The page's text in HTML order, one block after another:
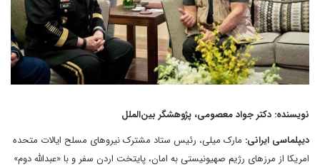
نویسنده: دکتر جواد معصومی، پژوهشگر بین‌الملل
دیپلماسی ایرانی: مارک میلی، رئیس ستاد مشترک نیروهای مسلح ایالات متحده
امریکا از مرزهای رژیم صهیونیستی به امان، پایتخت اردن سفر و با «عبدالله دوم»